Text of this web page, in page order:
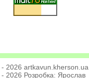
2026 artkavun.kherson.ua
2026 Розробка: Ярослав